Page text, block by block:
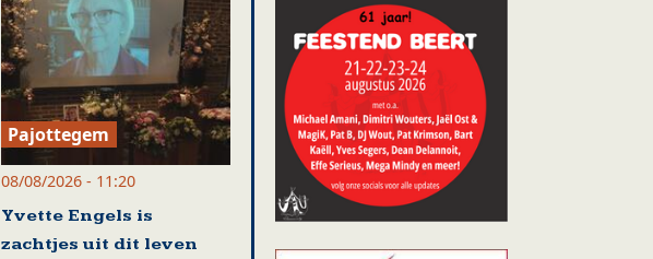
Pajottegem
08/08/2026 - 11:20
Yvette Engels is
zachtjes uit dit leven